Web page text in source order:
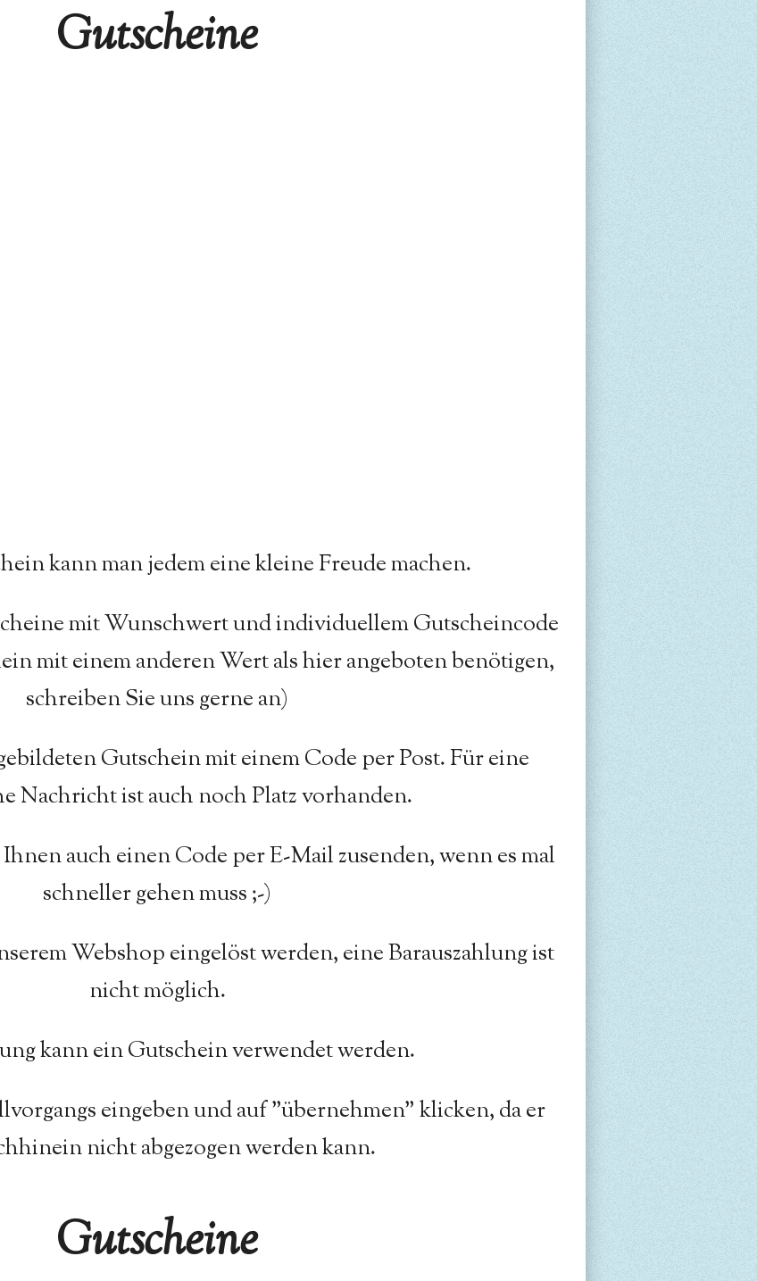
Gutscheine
kann man jedem eine kleine Freude machen.
mit Wunschwert und individuellem Gutscheincode
mit einem anderen Wert als hier angeboten benötigen,
schreiben Sie uns gerne an)
Gutschein mit einem Code per Post. Für eine
Nachricht ist auch noch Platz vorhanden.
auch einen Code per E-Mail zusenden, wenn es mal
schneller gehen muss ;-)
Webshop eingelöst werden, eine Barauszahlung ist
nichtmöglich.
kann ein Gutschein verwendet werden.
eingeben und auf "übernehmen" klicken, da er
nicht abgezogen werden kann.
Gutscheine